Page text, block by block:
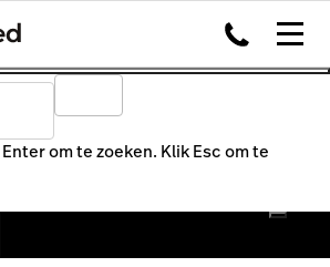
om te zoeken. Klik Esc om te